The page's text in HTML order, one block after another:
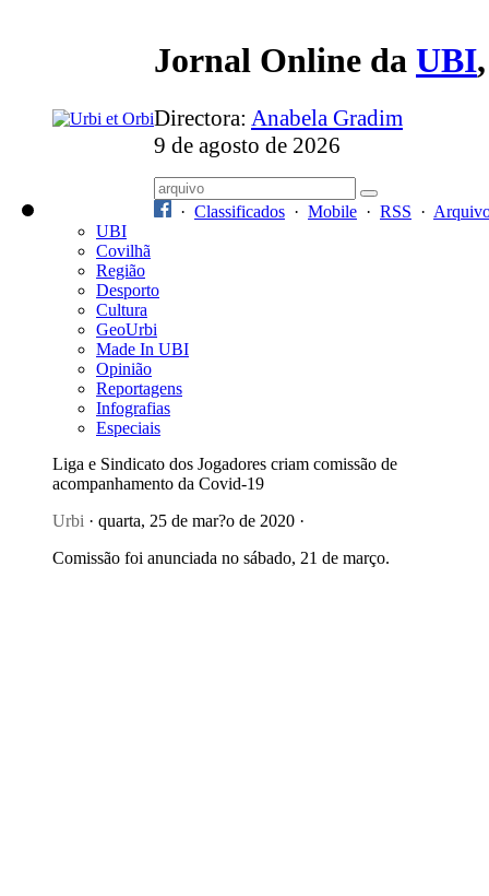
Jornal Online da UBI
Directora: Anabela Gradim
9 de agosto de 2026
· Classificados · Mobile · RSS ·
UBI
Covilhã
Região
Desporto
Cultura
GeoUrbi
Made In UBI
Opinião
Reportagens
Infografias
Especiais
Liga e Sindicato dos Jogadores criam comissão de
acompanhamento da Covid-19
Urbi · quarta, 25 de mar?o de 2020 ·
Comissão foi anunciada no sábado, 21 de março.